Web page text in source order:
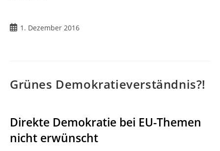
Beitrag1. Dezember 2016
Grünes Demokratieverständnis?!
Direkte Demokratie bei EU-Themen
nicht erwünscht